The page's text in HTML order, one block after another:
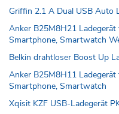
Griffin 2.1 A Dual USB Auto
Anker B25M8H21
Smartphone, Smartwatch
Belkin drahtloser Boost Up
Anker B25M8H11
Smartphone, Smartwatch
Xqisit KZF USB-Ladegerät